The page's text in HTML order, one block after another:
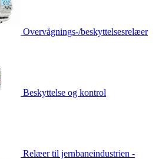
Overvågnings-/beskyttelsesrelæer
Beskyttelse og kontrol
Relæer til jernbaneindustrien -